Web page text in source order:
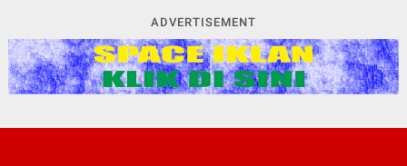
ADVERTISEMENT